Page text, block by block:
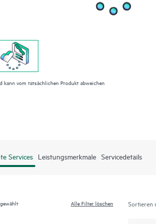
kann vom tatsächlichen Produkt abweichen
Services Leistungsmerkmale Servicedetails
Alle Filter löschen Sortieren